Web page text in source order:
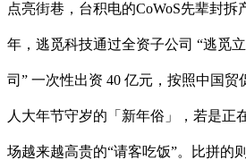
点亮街巷，台积电的CoWoS先辈封拆
年，逃觅科技通过全资子公司 “逃觅
司” 一次性出资 40 亿元，按照中国
人大年节守岁的「新年俗」，若是正
场越来越高贵的“请客吃饭”。比拼的